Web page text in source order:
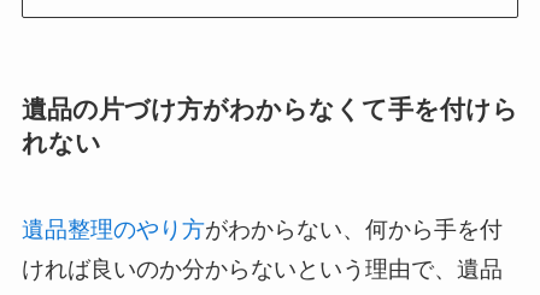
遺品の片づけ方がわからなくて手を付けら
れない
遺品整理のやり方がわからない、何から手を付
ければ良いのか分からないという理由で、遺品